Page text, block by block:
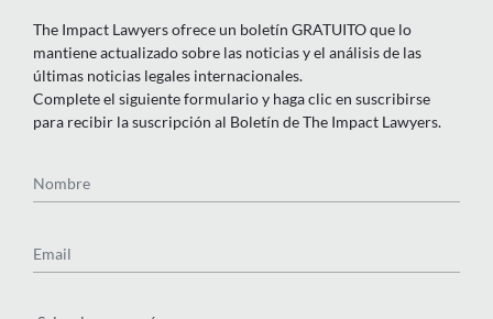
The Impact Lawyers ofrece un boletín GRATUITO que lo
mantiene actualizado sobre las noticias y el análisis de las
últimas noticias legales internacionales.
Complete el siguiente formulario y haga clic en suscribirse
para recibir la suscripción al Boletín de The Impact Lawyers.